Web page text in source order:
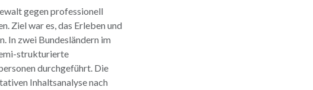
gegen professionell
Ziel war es, das Erleben und
In zwei Bundesländern im
strukturierte
durchgeführt. Die
Inhaltsanalyse nach